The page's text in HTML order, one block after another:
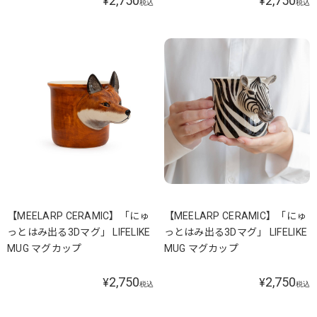
税込 税込
【MEELARP CERAMIC】「にゅ
っとはみ出る3Dマグ」 LIFELIKE
MUG マグカップ
¥2,750税込
【MEELARP CERAMIC】「にゅ
っとはみ出る3Dマグ」 LIFELIKE
MUG マグカップ
¥2,750税込